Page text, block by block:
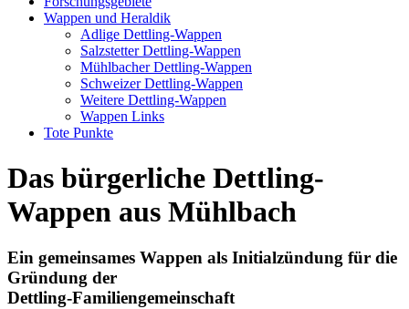
Wappen und Heraldik
Adlige Dettling-Wappen
Salzstetter Dettling-Wappen
Mühlbacher Dettling-Wappen
Schweizer Dettling-Wappen
Weitere Dettling-Wappen
Wappen Links
Tote Punkte
Das bürgerliche Dettling-
Wappen aus Mühlbach
Ein gemeinsames Wappen als Initialzündung für die
Gründung der
Dettling-Familiengemeinschaft